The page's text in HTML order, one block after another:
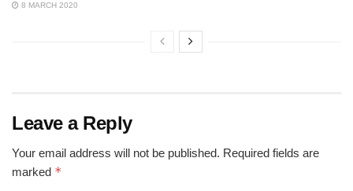
8 MARCH 2020
Leave a Reply
Your email address will not be published. Required fields are
marked *